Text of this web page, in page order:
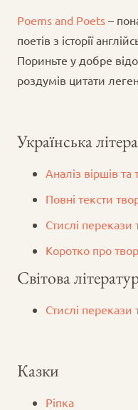
Poems and Poets –
поетів з історії
Пориньте у добре
роздумів цитати
Українська
Аналіз віршів та
Повні тексти
Стислі перекази
Коротко про
Світова
Стислі перекази
Казки
Ріпка